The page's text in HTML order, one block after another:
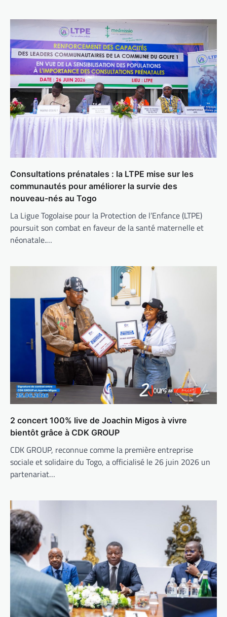
Consultations prénatales : la LTPE mise sur les
communautés pour améliorer la survie des
nouveau-nés au Togo
La Ligue Togolaise pour la Protection de l’Enfance (LTPE)
poursuit son combat en faveur de la santé maternelle et
néonatale.…
2 concert 100% live de Joachin Migos à vivre
bientôt grâce à CDK GROUP
CDK GROUP, reconnue comme la première entreprise
sociale et solidaire du Togo, a officialisé le 26 juin 2026 un
partenariat…